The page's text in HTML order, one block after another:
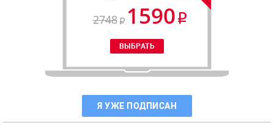
2748
1590
Я УЖЕ ПОДПИСАН